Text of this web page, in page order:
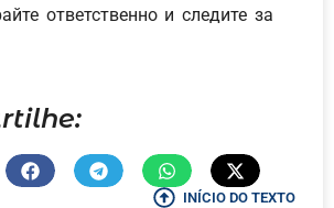
ответственно и следите за
INÍCIO DO TEXTO